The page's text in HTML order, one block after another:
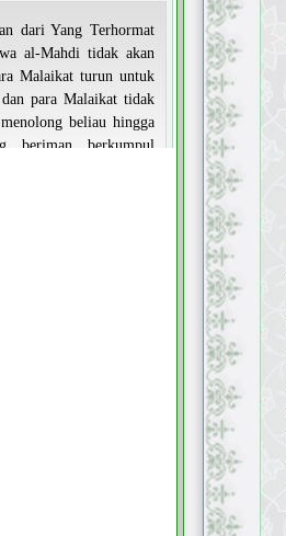
dari Yang Terhormat
al-Mahdi tidak akan
Malaikat turun untuk
para Malaikat tidak
beliau hingga
beriman berkumpul